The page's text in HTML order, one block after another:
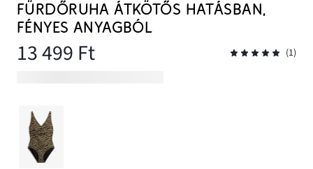
FÜRDŐRUHA ÁTKÖTŐS HATÁSBAN,
FÉNYES ANYAGBÓL
13 499 Ft (1)